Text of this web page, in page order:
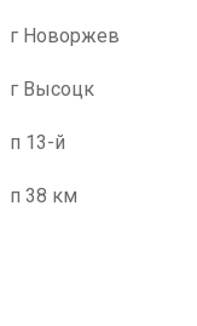
г Новоржев
г Высоцк
п 13-й
п 38 км